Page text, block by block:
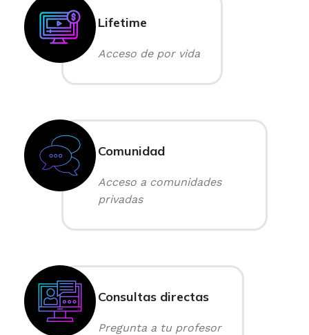
Lifetime
Acceso de por vida
Comunidad
Acceso a comunidades
privadas
Consultas directas
Pregunta a tu profesor